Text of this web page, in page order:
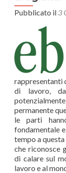
Pubblicato il 3
rappresentanti
di lavoro,
permanente
le parti
fondamentale
tempo a
che riconosce
di calare sul
lavoro e al